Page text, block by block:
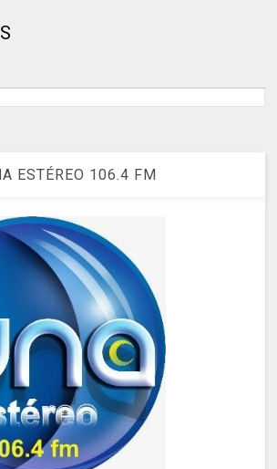
ESTÉREO 106.4 FM